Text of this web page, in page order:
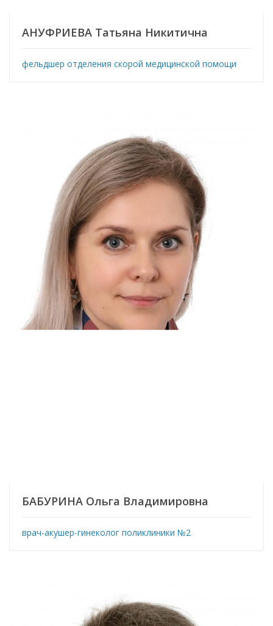
АНУФРИЕВА Татьяна Никитична
фельдшер отделения скорой медицинской помощи
БАБУРИНА Ольга Владимировна
врач-акушер-гинеколог поликлиники №2